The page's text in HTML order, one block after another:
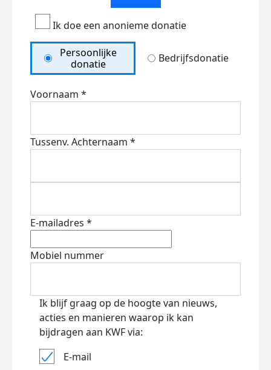
Ik doe een anonieme donatie
Persoonlijke
donatie
Bedrijfsdonatie
Voornaam *
Tussenv. Achternaam *
E-mailadres *
Mobiel nummer
Ik blijf graag op de hoogte van nieuws,
acties en manieren waarop ik kan
bijdragen aan KWF via:
E-mail